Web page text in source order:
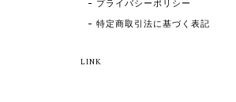
プライバシーポリシー
特定商取引法に基づく表記
LINK